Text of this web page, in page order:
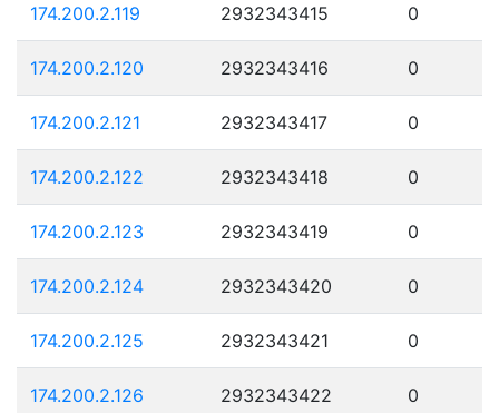
174.200.2.119 2932343415 0
174.200.2.120 2932343416 0
174.200.2.121 2932343417 0
174.200.2.122 2932343418 0
174.200.2.123 2932343419 0
174.200.2.124 2932343420 0
174.200.2.125 2932343421 0
174.200.2.126 2932343422 0